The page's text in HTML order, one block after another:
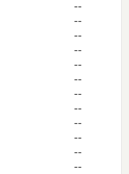
--
--
--
--
--
--
--
--
--
--
--
--